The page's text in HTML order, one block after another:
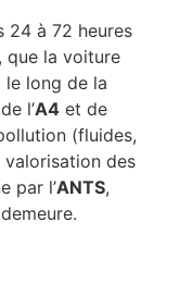
24 à 72 heures
que la voiture
le long de la
l’A4 et de
(fluides,
valorisation des
par l’ANTS,